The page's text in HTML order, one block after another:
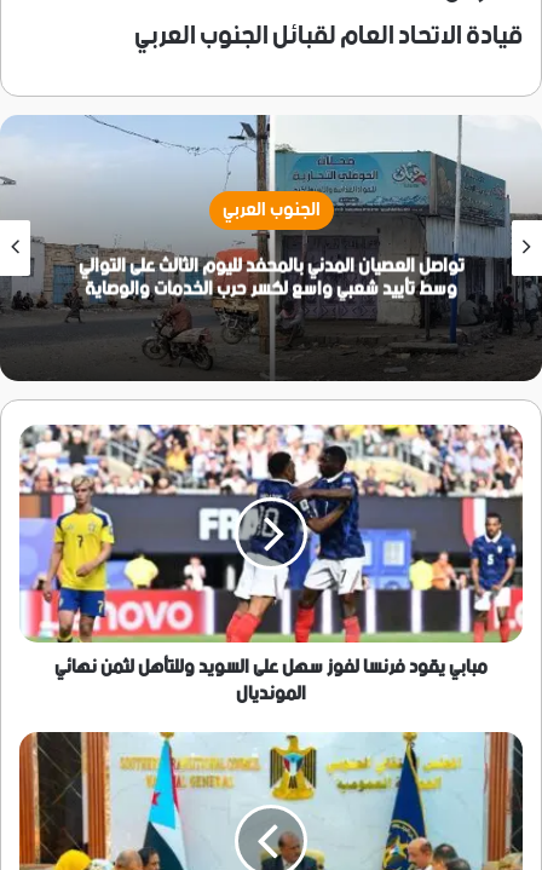
قيادة الاتحاد العام لقبائل الجنوب العربي
الجنوب العربي
تواصل العصيان المدني بالمحفد لليوم الثالث على التوالي
وسط تأييد شعبي واسع لكسر حرب الخدمات والوصاية
مبابي
يقود
فرنسا
لفوز
سهل
على
السويد
وللتأهل
لثمننهائي
المونديال
مبابي يقود فرنسا لفوز سهل على السويد وللتأهل لثمن نهائي
المونديال
الهيئة
الإدارية
للجمعية
الوطنية
تشيد